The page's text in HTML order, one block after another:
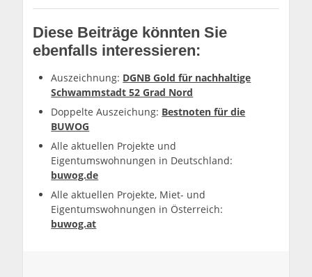
Diese Beiträge könnten Sie
ebenfalls interessieren:
Auszeichnung: DGNB Gold für nachhaltige
Schwammstadt 52 Grad Nord
Doppelte Auszeichung: Bestnoten für die
BUWOG
Alle aktuellen Projekte und
Eigentumswohnungen in Deutschland:
buwog.de
Alle aktuellen Projekte, Miet- und
Eigentumswohnungen in Österreich:
buwog.at